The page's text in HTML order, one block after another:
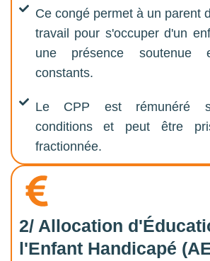
Ce congé permet à un parent
travail pour s'occuper d'un
une présence
constants.
Le CPP est rémunéré
conditions et peut être
fractionnée.
2/ Allocation
l'Enfant Handicapé